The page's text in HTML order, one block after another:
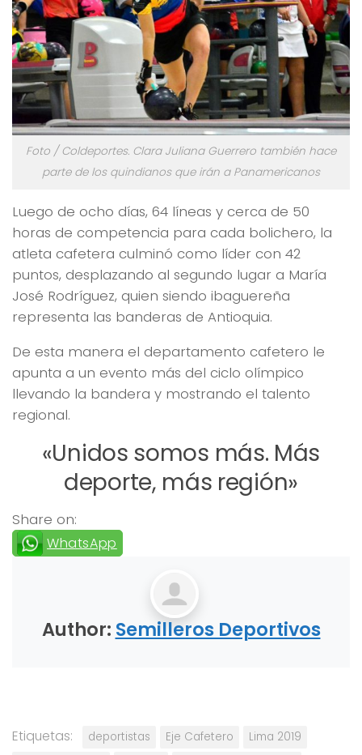
Foto / Coldeportes. Clara Juliana Guerrero también hace
parte de los quindianos que irán a Panamericanos
Luego de ocho días, 64 líneas y cerca de 50
horas de competencia para cada bolichero, la
atleta cafetera culminó como líder con 42
puntos, desplazando al segundo lugar a María
José Rodríguez, quien siendo ibaguereña
representa las banderas de Antioquia.
De esta manera el departamento cafetero le
apunta a un evento más del ciclo olímpico
llevando la bandera y mostrando el talento
regional.
«Unidos somos más. Más
deporte, más región»
Share on:
WhatsApp
Author: Semilleros Deportivos
Etiquetas: deportistas Eje Cafetero Lima 2019